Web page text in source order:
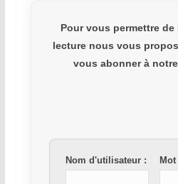
Pour vous permettre
lecture nous vous
vous abonner à
Nom d'utilisateur :